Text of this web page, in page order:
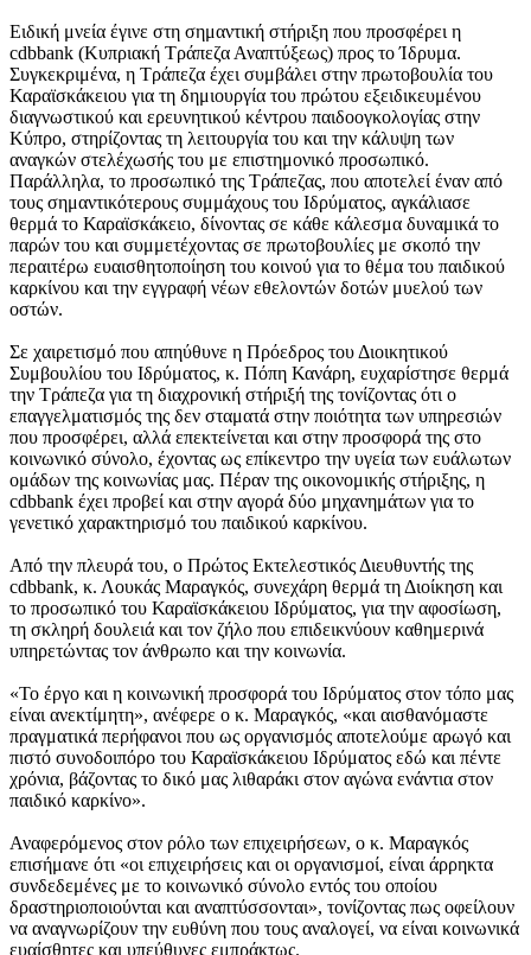
Ειδική μνεία έγινε στη σημαντική στήριξη που προσφέρει η
cdbbank (Κυπριακή Τράπεζα Αναπτύξεως) προς το Ίδρυμα.
Συγκεκριμένα, η Τράπεζα έχει συμβάλει στην πρωτοβουλία του
Καραϊσκάκειου για τη δημιουργία του πρώτου εξειδικευμένου
διαγνωστικού και ερευνητικού κέντρου παιδοογκολογίας στην
Κύπρο, στηρίζοντας τη λειτουργία του και την κάλυψη των
αναγκών στελέχωσής του με επιστημονικό προσωπικό.
Παράλληλα, το προσωπικό της Τράπεζας, που αποτελεί έναν από
τους σημαντικότερους συμμάχους του Ιδρύματος, αγκάλιασε
θερμά το Καραϊσκάκειο, δίνοντας σε κάθε κάλεσμα δυναμικά το
παρών του και συμμετέχοντας σε πρωτοβουλίες με σκοπό την
περαιτέρω ευαισθητοποίηση του κοινού για το θέμα του παιδικού
καρκίνου και την εγγραφή νέων εθελοντών δοτών μυελού των
οστών.
Σε χαιρετισμό που απηύθυνε η Πρόεδρος του Διοικητικού
Συμβουλίου του Ιδρύματος, κ. Πόπη Κανάρη, ευχαρίστησε θερμά
την Τράπεζα για τη διαχρονική στήριξή της τονίζοντας ότι ο
επαγγελματισμός της δεν σταματά στην ποιότητα των υπηρεσιών
που προσφέρει, αλλά επεκτείνεται και στην προσφορά της στο
κοινωνικό σύνολο, έχοντας ως επίκεντρο την υγεία των ευάλωτων
ομάδων της κοινωνίας μας. Πέραν της οικονομικής στήριξης, η
cdbbank έχει προβεί και στην αγορά δύο μηχανημάτων για το
γενετικό χαρακτηρισμό του παιδικού καρκίνου.
Από την πλευρά του, ο Πρώτος Εκτελεστικός Διευθυντής της
cdbbank, κ. Λουκάς Μαραγκός, συνεχάρη θερμά τη Διοίκηση και
το προσωπικό του Καραϊσκάκειου Ιδρύματος, για την αφοσίωση,
τη σκληρή δουλειά και τον ζήλο που επιδεικνύουν καθημερινά
υπηρετώντας τον άνθρωπο και την κοινωνία.
«Το έργο και η κοινωνική προσφορά του Ιδρύματος στον τόπο μας
είναι ανεκτίμητη», ανέφερε ο κ. Μαραγκός, «και αισθανόμαστε
πραγματικά περήφανοι που ως οργανισμός αποτελούμε αρωγό και
πιστό συνοδοιπόρο του Καραϊσκάκειου Ιδρύματος εδώ και πέντε
χρόνια, βάζοντας το δικό μας λιθαράκι στον αγώνα ενάντια στον
παιδικό καρκίνο».
Αναφερόμενος στον ρόλο των επιχειρήσεων, ο κ. Μαραγκός
επισήμανε ότι «οι επιχειρήσεις και οι οργανισμοί, είναι άρρηκτα
συνδεδεμένες με το κοινωνικό σύνολο εντός του οποίου
δραστηριοποιούνται και αναπτύσσονται», τονίζοντας πως οφείλουν
να αναγνωρίζουν την ευθύνη που τους αναλογεί, να είναι κοινωνικά
ευαίσθητες και υπεύθυνες εμπράκτως.